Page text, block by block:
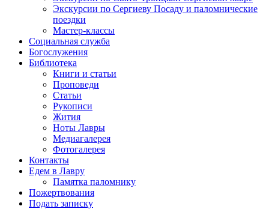
Экскурсии по Сергиеву Посаду и паломнические
поездки
Мастер-классы
Социальная служба
Богослужения
Библиотека
Книги и статьи
Проповеди
Статьи
Рукописи
Жития
Ноты Лавры
Медиагалерея
Фотогалерея
Контакты
Едем в Лавру
Памятка паломнику
Пожертвования
Подать записку